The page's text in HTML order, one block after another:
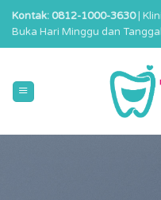
Skip
content
Kontak: 0812-1000-3630|
Buka Hari Minggu dan